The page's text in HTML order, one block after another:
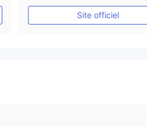
Etiquette principale MT4
Site officiel